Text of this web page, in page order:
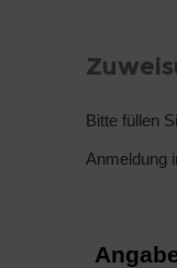
Bitte füllen
Anmeldung